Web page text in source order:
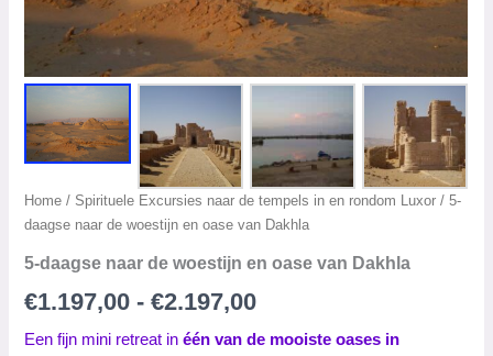
Home / Spirituele Excursies naar de tempels in en rondom Luxor / 5-
daagse naar de woestijn en oase van Dakhla
5-daagse naar de woestijn en oase van Dakhla
€1.197,00 - €2.197,00Prijsklasse:
€1.197,00
Een fijn mini retreat inéén van de mooiste oases in